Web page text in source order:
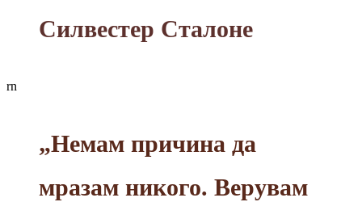
Силвестер Сталоне
rn
„Немам причина да
мразам никого. Верувам